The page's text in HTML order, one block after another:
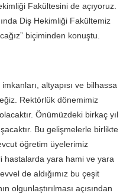
Fakültesini de açıyoruz.
Diş Hekimliği Fakültemiz
biçiminden konuştu.
altyapısı ve bilhassa
Rektörlük dönemimiz
Önümüzdeki birkaç yıl
Bu gelişmelerle birlikte
öğretim üyelerimiz
hastalarda yara hami ve yara
de aldığımız bu çeşit
olgunlaştırılması açısından